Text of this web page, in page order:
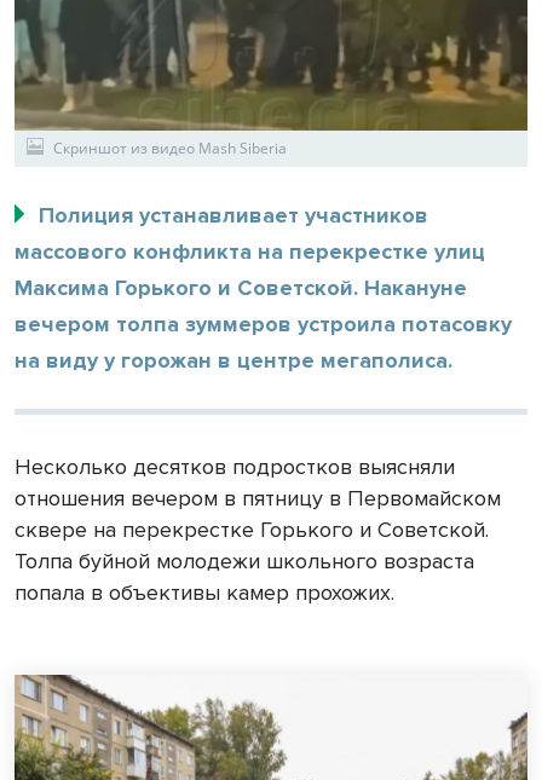
Скриншот из видео Mash Siberia
Полиция устанавливает участников
массового конфликта на перекрестке улиц
Максима Горького и Советской. Накануне
вечером толпа зуммеров устроила потасовку
на виду у горожан в центре мегаполиса.
Несколько десятков подростков выясняли
отношения вечером в пятницу в Первомайском
сквере на перекрестке Горького и Советской.
Толпа буйной молодежи школьного возраста
попала в объективы камер прохожих.